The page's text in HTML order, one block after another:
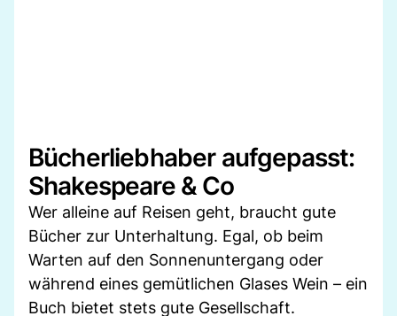
Bücherliebhaber aufgepasst:
Shakespeare & Co
Wer alleine auf Reisen geht, braucht gute
Bücher zur Unterhaltung. Egal, ob beim
Warten auf den Sonnenuntergang oder
während eines gemütlichen Glases Wein – ein
Buch bietet stets gute Gesellschaft.